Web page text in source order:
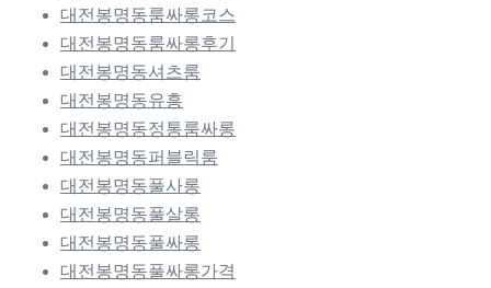
대전봉명동룸싸롱코스
대전봉명동룸싸롱후기
대전봉명동셔츠룸
대전봉명동유흥
대전봉명동정통룸싸롱
대전봉명동퍼블릭룸
대전봉명동풀사롱
대전봉명동풀살롱
대전봉명동풀싸롱
대전봉명동풀싸롱가격